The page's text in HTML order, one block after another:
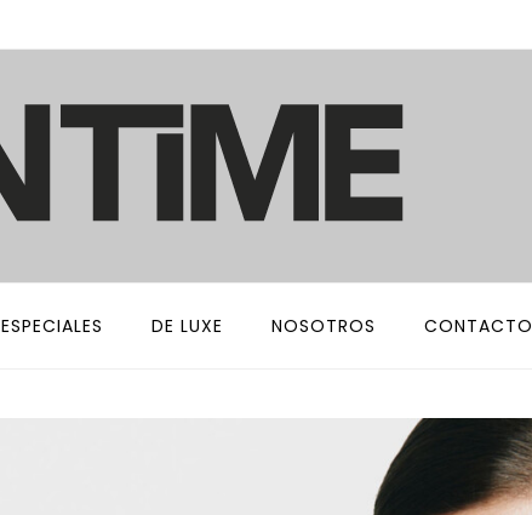
ESPECIALES DE LUXE NOSOTROS CONTACTO